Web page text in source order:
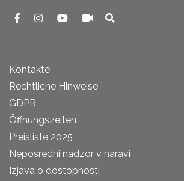
Kontakte
Rechtliche Hinweise
GDPR
Öffnungszeiten
Preisliste 2025
Neposredni nadzor v naravi
Izjava o dostopnosti